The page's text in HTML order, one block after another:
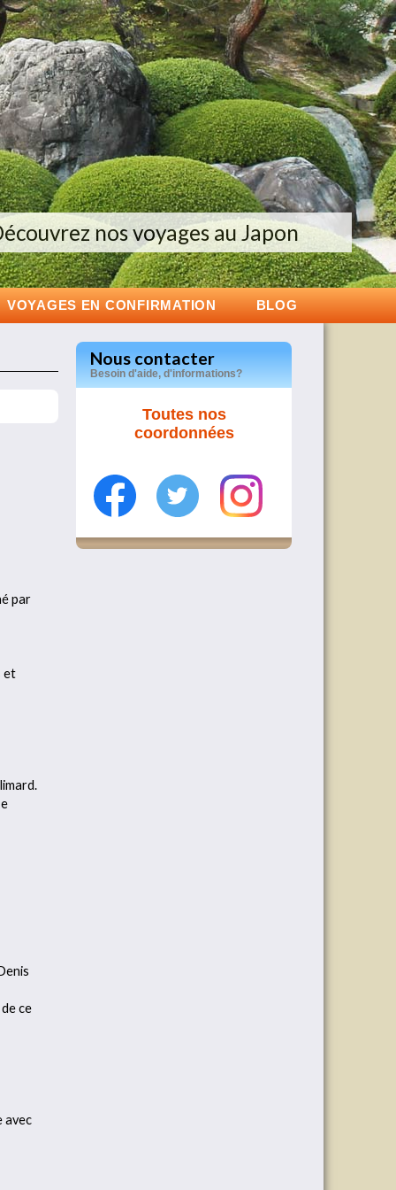
de la Nouvelle-Zélande
groupes de 6 à 12 personnes
nos voyages au Japon
VOYAGES EN CONFIRMATION BLOG
par
et
ce
avec
Nous contacter
Besoin d'aide, d'informations?
Toutes nos
coordonnées